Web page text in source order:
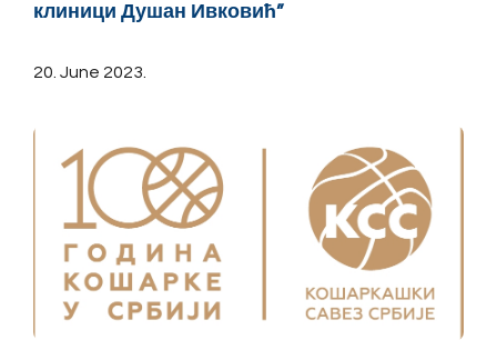
клиници Душан Ивковић”
20. June 2023.